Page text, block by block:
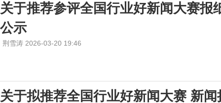
关于推荐参评全国行业好新闻大赛报
公示
荆雪涛 2026-03-20 19:46
关于拟推荐全国行业好新闻大赛 新